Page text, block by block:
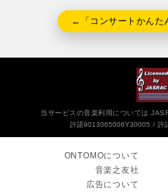
←「コンサートかんた
当サービスの音楽利用については
許諾9013065006Y30005
許
ONTOMOについて
音楽之友社
広告について